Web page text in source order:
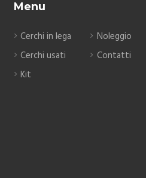
Menu
Cerchi in lega
Cerchi usati
Kit
Noleggio
Contatti